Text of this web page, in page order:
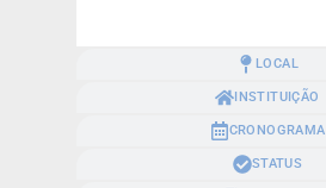
LOCAL
INSTITUIÇÃO
CRONOGRAMA
STATUS